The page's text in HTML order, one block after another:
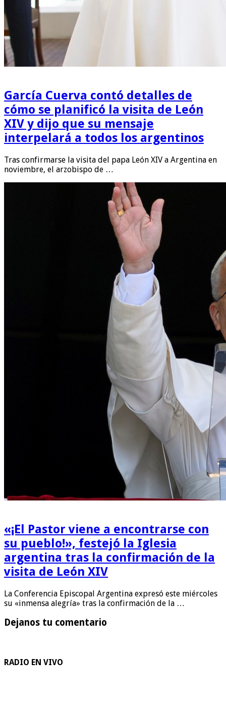
García Cuerva contó detalles de
cómo se planificó la visita de León
XIV y dijo que su mensaje
interpelará a todos los argentinos
Tras confirmarse la visita del papa León XIV a Argentina en
noviembre, el arzobispo de …
«¡El Pastor viene a encontrarse con
su pueblo!», festejó la Iglesia
argentina tras la confirmación de la
visita de León XIV
La Conferencia Episcopal Argentina expresó este miércoles
su «inmensa alegría» tras la confirmación de la …
Dejanos tu comentario
RADIO EN VIVO